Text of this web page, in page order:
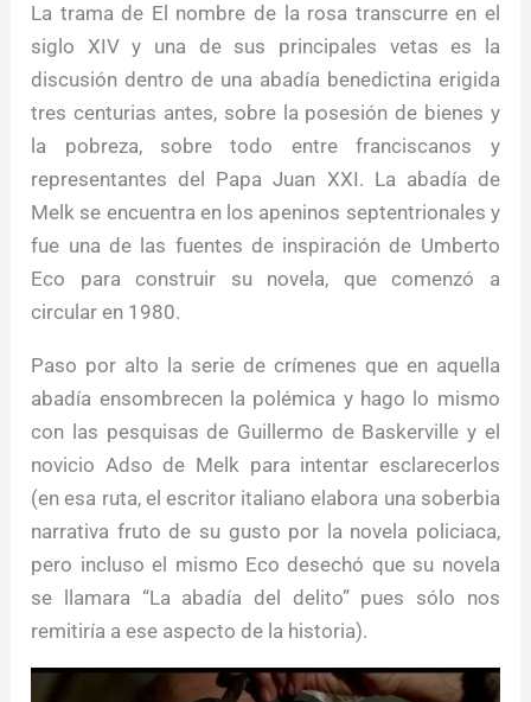
La trama de El nombre de la rosa transcurre en el
siglo XIV y una de sus principales vetas es la
discusión dentro de una abadía benedictina erigida
tres centurias antes, sobre la posesión de bienes y
la pobreza, sobre todo entre franciscanos y
representantes del Papa Juan XXI. La abadía de
Melk se encuentra en los apeninos septentrionales y
fue una de las fuentes de inspiración de Umberto
Eco para construir su novela, que comenzó a
circular en 1980.
Paso por alto la serie de crímenes que en aquella
abadía ensombrecen la polémica y hago lo mismo
con las pesquisas de Guillermo de Baskerville y el
novicio Adso de Melk para intentar esclarecerlos
(en esa ruta, el escritor italiano elabora una soberbia
narrativa fruto de su gusto por la novela policiaca,
pero incluso el mismo Eco desechó que su novela
se llamara “La abadía del delito” pues sólo nos
remitiría a ese aspecto de la historia).